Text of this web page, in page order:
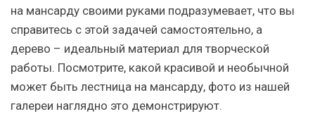
на мансарду своими руками подразумевает, что вы
справитесь с этой задачей самостоятельно, а
дерево – идеальный материал для творческой
работы. Посмотрите, какой красивой и необычной
может быть лестница на мансарду, фото из нашей
галереи наглядно это демонстрируют.